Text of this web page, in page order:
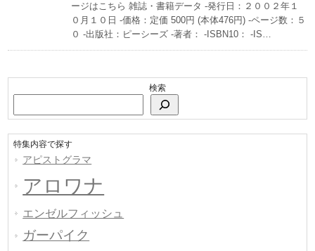
ージはこちら 雑誌・書籍データ -発行日：２００２年１
０月１０日 -価格：定価 500円 (本体476円) -ページ数：５
０ -出版社：ピーシーズ -著者： -ISBN10： -IS…
検索
特集内容で探す
アピストグラマ
アロワナ
エンゼルフィッシュ
ガーパイク